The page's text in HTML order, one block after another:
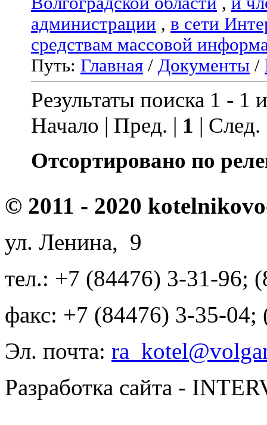
администрации , в сети
средствам массовой
Путь: Главная / Документы /
Результаты поиска 1 - 1
Начало | Пред. | 1 |
Отсортировано по
© 2011 - 2020
ул. Ленина, 9
тел.: +7 (84476) 3-31-96;
факс: +7 (84476) 3-35-04;
Эл. почта:
Разработка сайта -